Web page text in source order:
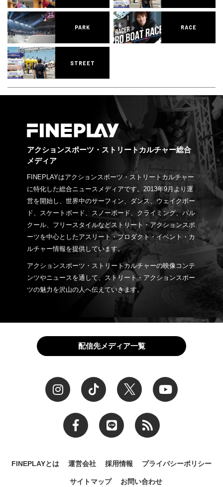
PARK RACE
STREET
アクションスポーツ・ストリートカルチャー総合
メディア
FINEPLAYはアクションスポーツ・ストリートカルチャー
に特化した総合ニュースメディアです。2013年9月より運
営を開始し、世界中のサーフィン、ダンス、ウェイクボー
ド、スケートボード、スノーボード、クライミング、パル
クール、フリースタイルなどストリート・アクションスポ
ーツを中心としたアスリート・プロダクト・イベント・カ
ルチャー情報を提供しています。
アクションスポーツ・ストリートカルチャーの映像コンテ
ンツやニュースを通して、ストリート・アクションスポー
ツの魅力を沢山の人へ伝えていきます。
配信先メディア一覧
FINEPLAYとは 運営会社 採用情報 プライバシーポリシー
サイトマップ お問い合わせ